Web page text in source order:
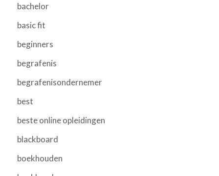
bachelor
basic fit
beginners
begrafenis
begrafenisondernemer
best
beste online opleidingen
blackboard
boekhouden